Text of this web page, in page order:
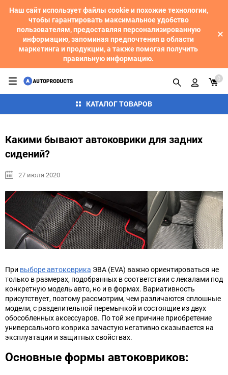
Наш сайт использует файлы cookie и похожие технологии,
чтобы гарантировать максимальное удобство
пользователям, предоставляя персонализированную
информацию, запоминая предпочтения в области
маркетинга и продукции, а также помогая получить
правильную информацию.
КАТАЛОГ ТОВАРОВ
0
Какими бывают автоковрики для задних
сидений?
27 июля 2020
При выборе автоковрика ЭВА (EVA) важно ориентироваться не
только в размерах, подобранных в соответствии с лекалами под
конкретную модель авто, но и в формах. Вариативность
присутствует, поэтому рассмотрим, чем различаются сплошные
модели, с разделительной перемычкой и состоящие из двух
обособленных аксессуаров. По той же причине приобретение
универсального коврика зачастую негативно сказывается на
эксплуатации и защитных свойствах.
Основные формы автоковриков: